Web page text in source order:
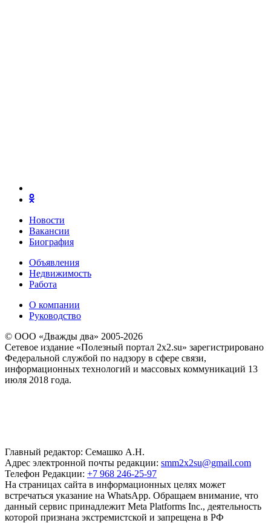
Новости
Вакансии
Биография
Объявления
Недвижимость
Работа
О компании
Руководство
© ООО «Дважды два» 2005-2026
Сетевое издание «Полезный портал 2x2.su» зарегистрировано
Федеральной службой по надзору в сфере связи,
информационных технологий и массовых коммуникаций 13
июля 2018 года.
Главный редактор: Семашко А.Н.
Адрес электронной почты редакции: smm2x2su@gmail.com
Телефон Редакции: +7 968 246-25-97
На страницах сайта в информационных целях может
встречаться указание на WhatsApp. Обращаем внимание, что
данный сервис принадлежит Meta Platforms Inc., деятельность
которой признана экстремистской и запрещена в РФ